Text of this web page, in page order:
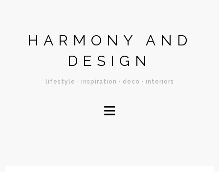
HARMONY AND
DESIGN
lifestyle · inspiration · deco · interiors
≡